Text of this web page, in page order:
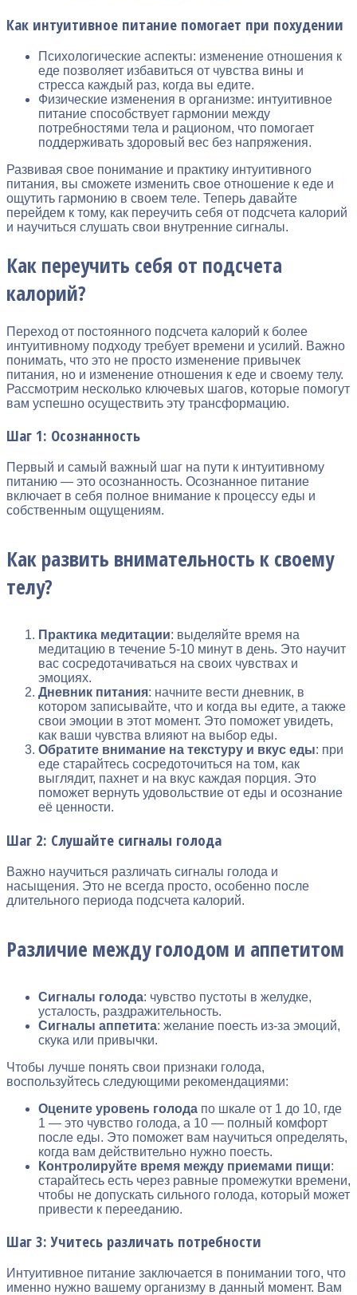
Как интуитивное питание помогает при похудении
Психологические аспекты: изменение отношения к
еде позволяет избавиться от чувства вины и
стресса каждый раз, когда вы едите.
Физические изменения в организме: интуитивное
питание способствует гармонии между
потребностями тела и рационом, что помогает
поддерживать здоровый вес без напряжения.
Развивая свое понимание и практику интуитивного
питания, вы сможете изменить свое отношение к еде и
ощутить гармонию в своем теле. Теперь давайте
перейдем к тому, как переучить себя от подсчета калорий
и научиться слушать свои внутренние сигналы.
Как переучить себя от подсчета
калорий?
Переход от постоянного подсчета калорий к более
интуитивному подходу требует времени и усилий. Важно
понимать, что это не просто изменение привычек
питания, но и изменение отношения к еде и своему телу.
Рассмотрим несколько ключевых шагов, которые помогут
вам успешно осуществить эту трансформацию.
Шаг 1: Осознанность
Первый и самый важный шаг на пути к интуитивному
питанию — это осознанность. Осознанное питание
включает в себя полное внимание к процессу еды и
собственным ощущениям.
Как развить внимательность к своему
телу?
Практика медитации: выделяйте время на
медитацию в течение 5-10 минут в день. Это научит
вас сосредотачиваться на своих чувствах и
эмоциях.
Дневник питания: начните вести дневник, в
котором записывайте, что и когда вы едите, а также
свои эмоции в этот момент. Это поможет увидеть,
как ваши чувства влияют на выбор еды.
Обратите внимание на текстуру и вкус еды: при
еде старайтесь сосредоточиться на том, как
выглядит, пахнет и на вкус каждая порция. Это
поможет вернуть удовольствие от еды и осознание
её ценности.
Шаг 2: Слушайте сигналы голода
Важно научиться различать сигналы голода и
насыщения. Это не всегда просто, особенно после
длительного периода подсчета калорий.
Различие между голодом и аппетитом
Сигналы голода: чувство пустоты в желудке,
усталость, раздражительность.
Сигналы аппетита: желание поесть из-за эмоций,
скука или привычки.
Чтобы лучше понять свои признаки голода,
воспользуйтесь следующими рекомендациями:
Оцените уровень голода по шкале от 1 до 10, где
1 — это чувство голода, а 10 — полный комфорт
после еды. Это поможет вам научиться определять,
когда вам действительно нужно поесть.
Контролируйте время между приемами пищи:
старайтесь есть через равные промежутки времени,
чтобы не допускать сильного голода, который может
привести к перееданию.
Шаг 3: Учитесь различать потребности
Интуитивное питание заключается в понимании того, что
именно нужно вашему организму в данный момент. Вам